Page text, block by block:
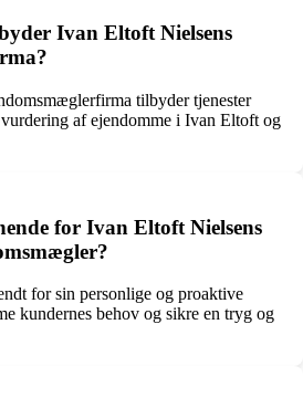
Ivan Eltoft Nielsens
tilbyder tjenester
af ejendomme i Ivan Eltoft og
for Ivan Eltoft Nielsens
for sin personlige og proaktive
kundernes behov og sikre en tryg og